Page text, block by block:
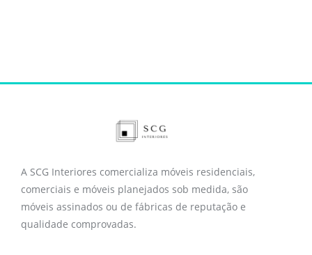
A SCG Interiores comercializa móveis residenciais,
comerciais e móveis planejados sob medida, são
móveis assinados ou de fábricas de reputação e
qualidade comprovadas.